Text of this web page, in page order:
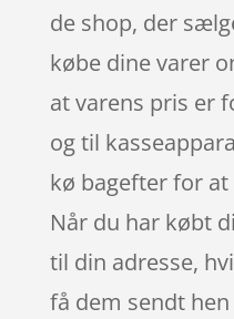
de shop, der
købe dine varer
at varens pris er
og til
kø bagefter for
Når du har købt
til din adresse,
få dem sendt